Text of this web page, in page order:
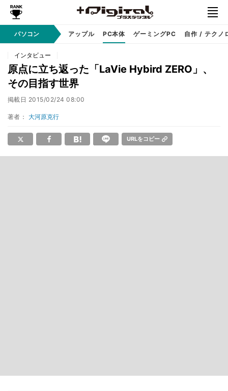
パソコンWindows アップル PC本体 ゲーミングPC 自作 / テクノ
インタビュー
原点に立ち返った「LaVie Hybird ZERO」、
その目指す世界
掲載日 2015/02/24 08:00
著者： 大河原克行
URLをコピー